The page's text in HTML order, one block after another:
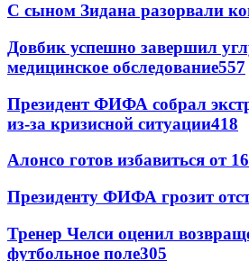
С сыном Зидана разорвали
Довбик успешно завершил
медицинское обследование557
Президент ФИФА собрал
из-за кризисной ситуации418
Алонсо готов избавиться от
Президенту ФИФА грозит
Тренер Челси оценил
футбольное поле305